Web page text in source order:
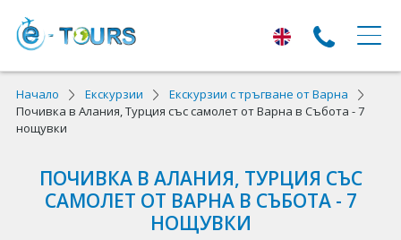
ЕКСКУРЗИИ
Екскурзии с тръгване от Варна
Екскурзии в Европа
Автобусни екскурзии
Начало Екскурзии
Екскурзии с тръгване от Варна
Почивка в Алания, Турция със самолет от Варна в Събота - 7
нощувки
ПОЧИВКА В АЛАНИЯ, ТУРЦИЯ СЪС
САМОЛЕТ ОТ ВАРНА В СЪБОТА - 7
НОЩУВКИ